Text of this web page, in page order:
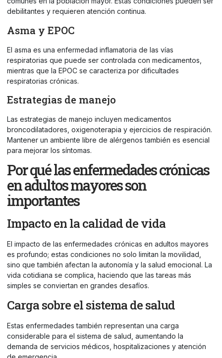
debilitantes y requieren atención continua.
Asma y EPOC
El asma es una enfermedad inflamatoria de las vías
respiratorias que puede ser controlada con medicamentos,
mientras que la EPOC se caracteriza por dificultades
respiratorias crónicas.
Estrategias de manejo
Las estrategias de manejo incluyen medicamentos
broncodilatadores, oxigenoterapia y ejercicios de respiración.
Mantener un ambiente libre de alérgenos también es esencial
para mejorar los síntomas.
Por qué las enfermedades crónicas
en adultos mayores son
importantes
Impacto en la calidad de vida
El impacto de las enfermedades crónicas en adultos mayores
es profundo; estas condiciones no solo limitan la movilidad,
sino que también afectan la autonomía y la salud emocional. La
vida cotidiana se complica, haciendo que las tareas más
simples se conviertan en grandes desafíos.
Carga sobre el sistema de salud
Estas enfermedades también representan una carga
considerable para el sistema de salud, aumentando la
demanda de servicios médicos, hospitalizaciones y atención